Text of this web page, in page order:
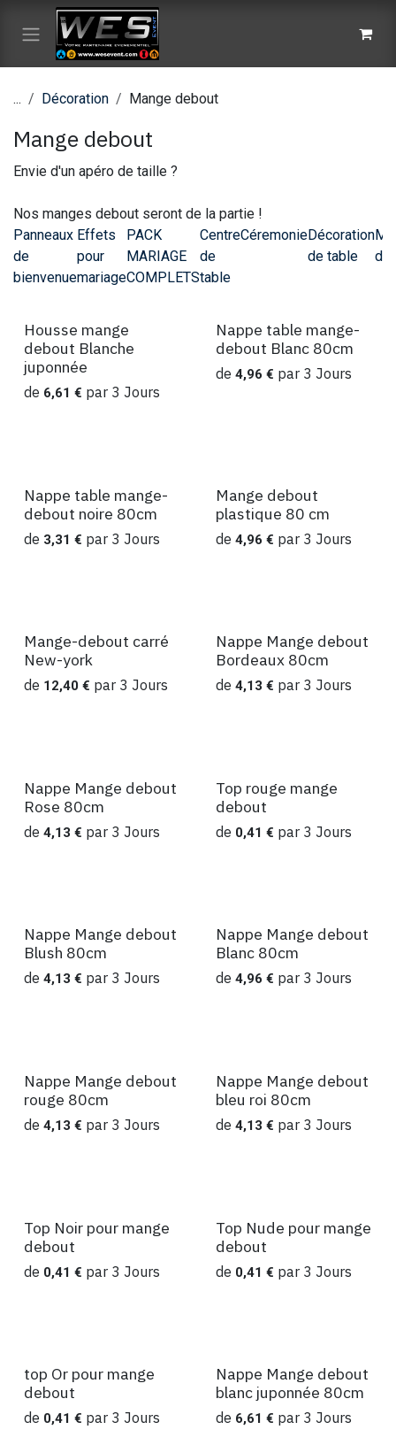
Se rendre au contenu
... Décoration Mange debout
Mange debout
Envie d'un apéro de taille ?
Nos manges debout seront de la partie !
Panneaux
de
bienvenue
Effets
pour
mariage
PACK
MARIAGE
COMPLETS
Centre
de
table
CéremonieDécoration
de table
Location
Housse mange
debout Blanche
juponnée
de 6,61 € par 3 Jours
Location
Nappe table mange-
debout Blanc 80cm
de 4,96 € par 3 Jours
Location
Nappe table mange-
debout noire 80cm
de 3,31 € par 3 Jours
Location
Mange debout
plastique 80 cm
de 4,96 € par 3 Jours
Location
Mange-debout carré
New-york
de 12,40 € par 3 Jours
Location
Nappe Mange debout
Bordeaux 80cm
de 4,13 € par 3 Jours
Location
Nappe Mange debout
Rose 80cm
de 4,13 € par 3 Jours
Location
Top rouge mange
debout
de 0,41 € par 3 Jours
Location
Nappe Mange debout
Blush 80cm
de 4,13 € par 3 Jours
Location
Nappe Mange debout
Blanc 80cm
de 4,96 € par 3 Jours
Location
Nappe Mange debout
rouge 80cm
de 4,13 € par 3 Jours
Location
Nappe Mange debout
bleu roi 80cm
de 4,13 € par 3 Jours
Location
Top Noir pour mange
debout
de 0,41 € par 3 Jours
Location
Top Nude pour mange
debout
de 0,41 € par 3 Jours
Location
top Or pour mange
debout
de 0,41 € par 3 Jours
Location
Nappe Mange debout
blanc juponnée 80cm
de 6,61 € par 3 Jours